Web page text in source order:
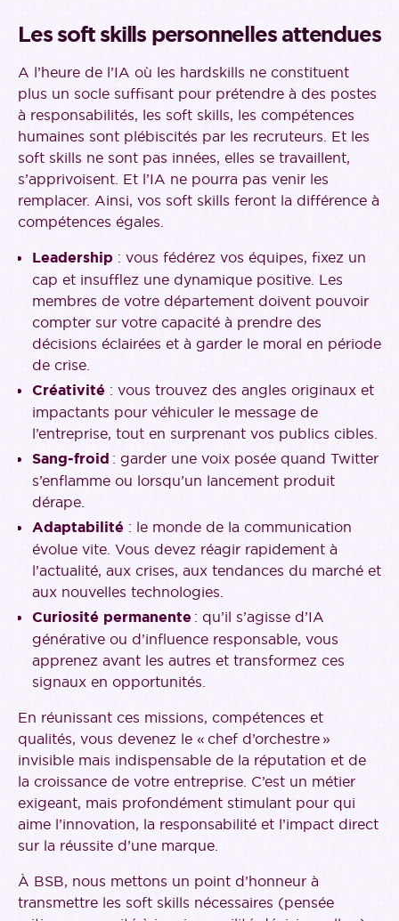
Les soft skills personnelles attendues
A l’heure de l’IA où les hardskills ne constituent
plus un socle suffisant pour prétendre à des postes
à responsabilités, les soft skills, les compétences
humaines sont plébiscités par les recruteurs. Et les
soft skills ne sont pas innées, elles se travaillent,
s’apprivoisent. Et l’IA ne pourra pas venir les
remplacer. Ainsi, vos soft skills feront la différence à
compétences égales.
Leadership : vous fédérez vos équipes, fixez un
cap et insufflez une dynamique positive. Les
membres de votre département doivent pouvoir
compter sur votre capacité à prendre des
décisions éclairées et à garder le moral en période
de crise.
Créativité : vous trouvez des angles originaux et
impactants pour véhiculer le message de
l’entreprise, tout en surprenant vos publics cibles.
Sang‑froid : garder une voix posée quand Twitter
s’enflamme ou lorsqu’un lancement produit
dérape.
Adaptabilité : le monde de la communication
évolue vite. Vous devez réagir rapidement à
l’actualité, aux crises, aux tendances du marché et
aux nouvelles technologies.
Curiosité permanente : qu’il s’agisse d’IA
générative ou d’influence responsable, vous
apprenez avant les autres et transformez ces
signaux en opportunités.
En réunissant ces missions, compétences et
qualités, vous devenez le « chef d’orchestre »
invisible mais indispensable de la réputation et de
la croissance de votre entreprise. C’est un métier
exigeant, mais profondément stimulant pour qui
aime l’innovation, la responsabilité et l’impact direct
sur la réussite d’une marque.
À BSB, nous mettons un point d’honneur à
transmettre les soft skills nécessaires (pensée